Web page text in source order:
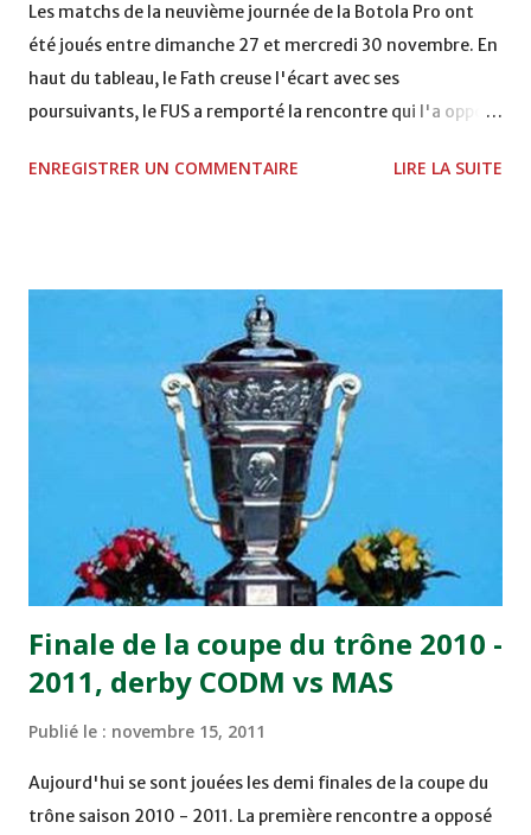
Les matchs de la neuvième journée de la Botola Pro ont
été joués entre dimanche 27 et mercredi 30 novembre. En
haut du tableau, le Fath creuse l'écart avec ses
poursuivants, le FUS a remporté la rencontre qui l'a opposé
2, Badr Kachani a ouvert la marque à la 38e pour les
joueurs soussis, et ont réussi à mener au score à la dernière
minute du temps réglementaire grâce à un but de Mourad
Benchrifa. Son poursuivant direct le CRA de son coté a
chuté à domicile face à l'OCK sur le score de 0 - 2. La
bonne affaire de la semaine a été réalisée par le Moghreb
de Tetouan qui s'est hissé à la deuxième place après avoir
remporté trois précieux points sur la pelouse du complexe
Moulay Abdallah face aux FAR grâce à un but marqué par
Abdeladim Khadrouf à la 61e...
ENREGISTRER UN COMMENTAIRE LIRE LA SUITE
Finale de la coupe du trône 2010 -
2011, derby CODM vs MAS
Publié le : novembre 15, 2011
Aujourd'hui se sont jouées les demi finales de la coupe du
trône saison 2010 - 2011. La première rencontre a opposé